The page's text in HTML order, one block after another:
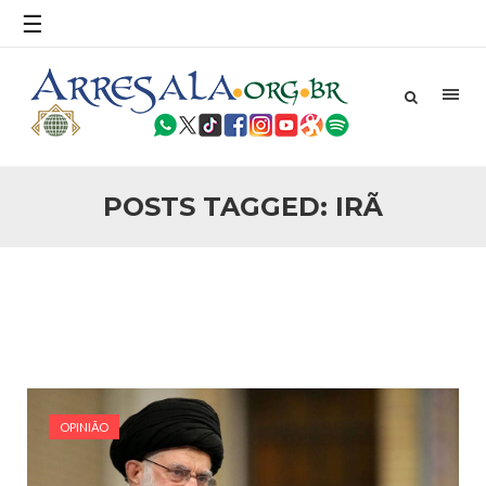
☰
POSTS TAGGED: IRÃ
do terrorismo não
25 DE SETEMBRO DE 2010
Necessárias Considerações Sobre o
Conflito
Por: Ahmed Ismail Introdução O presente artigo resume as
Em nome de Deus, O Clemente, O Misericordioso! O Centro
Islâmico no Brasil parabeniza a nação islâmica pela chegada
no ano novo muçulmano de 1435 Hejrita. Desejamos a
todos os irmãos e irmãs um novo
OPINIÃO